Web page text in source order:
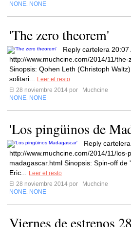
NONE NONE
'The zero theorem'
Reply cartelera 20:07
http://www.muchcine.com/2014/11/
Sinopsis: Qohen Leth (Christoph
solitari...
Leer el resto
El 28 noviembre 2014 por
Muchcine
NONE NONE
'Los pingüinos de
Reply
http://www.muchcine.com/2014/11/los-
madagascar.html Sinopsis: Spin-off
Eric...
Leer el resto
El 28 noviembre 2014 por
Muchcine
NONE NONE
Viernes de estrenos